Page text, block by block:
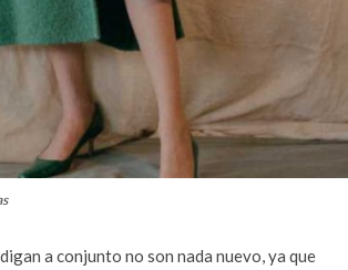
a conjunto no son nada nuevo, ya que